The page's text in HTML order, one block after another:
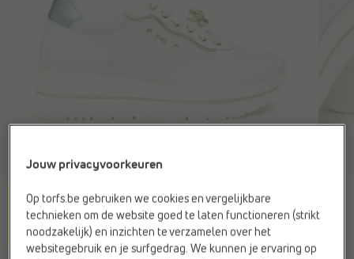
Jouw privacyvoorkeuren
Op torfs.be gebruiken we cookies en vergelijkbare
technieken om de website goed te laten functioneren (strikt
noodzakelijk) en inzichten te verzamelen over het
websitegebruik en je surfgedrag. We kunnen je ervaring op